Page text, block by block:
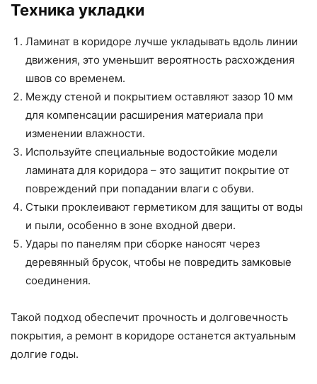
Техника укладки
Ламинат в коридоре лучше укладывать вдоль линии
движения, это уменьшит вероятность расхождения
швов со временем.
Между стеной и покрытием оставляют зазор 10 мм
для компенсации расширения материала при
изменении влажности.
Используйте специальные водостойкие модели
ламината для коридора – это защитит покрытие от
повреждений при попадании влаги с обуви.
Стыки проклеивают герметиком для защиты от воды
и пыли, особенно в зоне входной двери.
Удары по панелям при сборке наносят через
деревянный брусок, чтобы не повредить замковые
соединения.
Такой подход обеспечит прочность и долговечность
покрытия, а ремонт в коридоре останется актуальным
долгие годы.